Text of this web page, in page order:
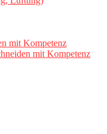
mit Kompetenz
mit Kompetenz